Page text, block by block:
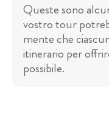
Queste sono
vostro tour
mente che
itinerario per
possibile.